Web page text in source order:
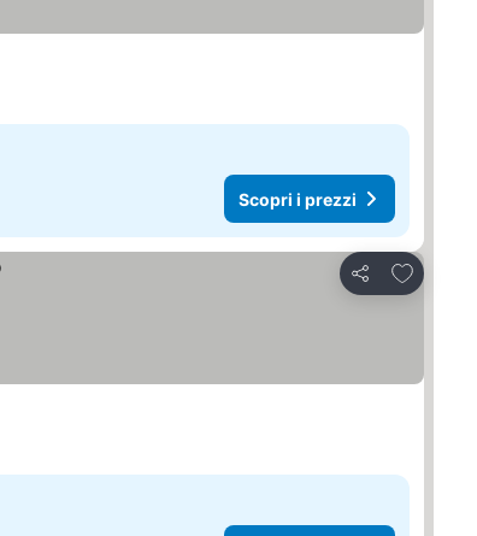
Scopri i prezzi
Condividi
Aggiungi